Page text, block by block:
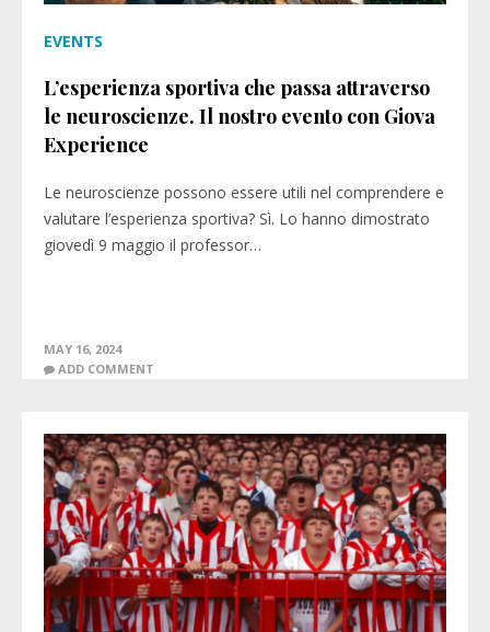
EVENTS
L’esperienza sportiva che passa attraverso
le neuroscienze. Il nostro evento con Giova
Experience
Le neuroscienze possono essere utili nel comprendere e
valutare l’esperienza sportiva? Sì. Lo hanno dimostrato
giovedì 9 maggio il professor…
MAY 16, 2024
ADD COMMENT